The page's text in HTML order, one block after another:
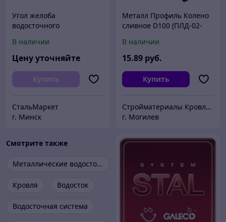
Угол желоба
водосточного
В наличии
Цену уточняйте
Купить
СтальМаркет
г. Минск
Металл Профиль Колено
сливное D100 (ПЛД-02-
В наличии
15.89 руб.
Купить
Стройматериалы Кровля Фасады Сайдинг
г. Могилев
Смотрите также
Металлические водостоки
Кровля Водосток
Водосточная система